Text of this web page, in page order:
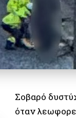
Σοβαρό
όταν